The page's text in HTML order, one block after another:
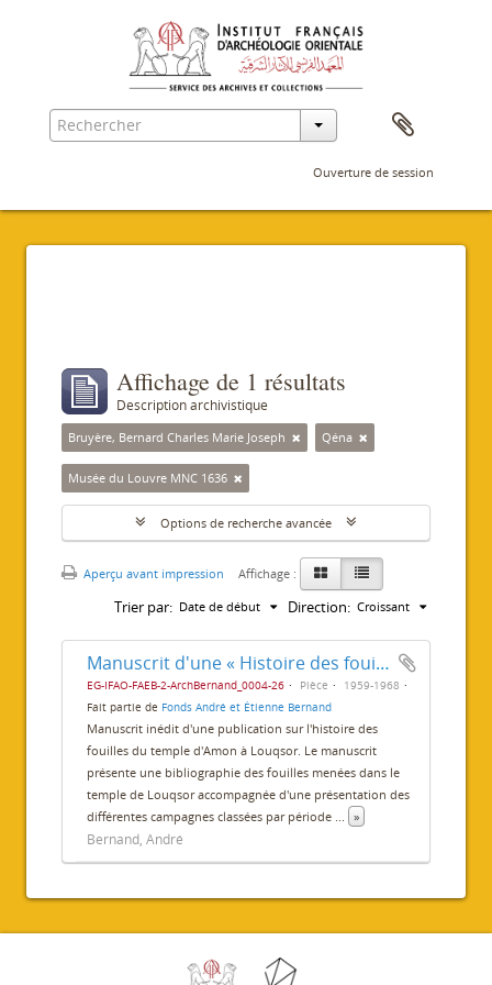
Ouverture de session
Affichage de 1 résultats
Description archivistique
Bruyère, Bernard Charles Marie Joseph Qéna
Musée du Louvre MNC 1636
Options de recherche avancée
Aperçu avant impression Affichage :
Trier par: Date de début Direction: Croissant
Manuscrit d'une « Histoire des fouilles du temple de Louxor »
EG-IFAO-FAEB-2-ArchBernand_0004-26 Pièce
1959-1968
Fait partie de Fonds André et Étienne Bernand
Manuscrit inédit d'une publication sur l'histoire des
fouilles du temple d'Amon à Louqsor. Le manuscrit
présente une bibliographie des fouilles menées dans le
temple de Louqsor accompagnée d'une présentation des
différentes campagnes classées par période ... »
Bernand, André